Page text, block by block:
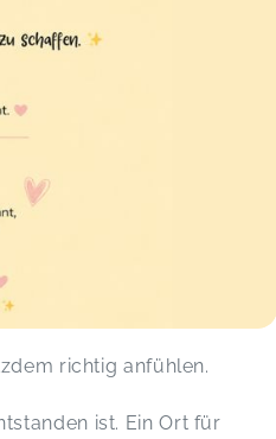
richtig anfühlen.
ist. Ein Ort für